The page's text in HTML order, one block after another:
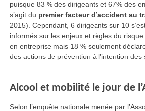
puisque 83 % des dirigeants et 67% des
s’agit du premier facteur d’accident au
2015). Cependant, 6 dirigeants sur 10
informés sur les enjeux et règles du
en entreprise mais 18 % seulement
des actions de prévention à l’intention des
Alcool et mobilité le jour de
Selon l’enquête nationale menée par